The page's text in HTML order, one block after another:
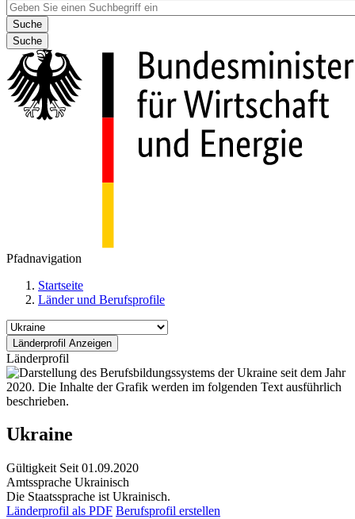
Suche
Pfadnavigation
Startseite
Länder und Berufsprofile
Länderprofil
Ukraine
Gültigkeit Seit 01.09.2020
Amtssprache Ukrainisch
Die Staatssprache ist Ukrainisch.
Länderprofil als PDF Berufsprofil erstellen